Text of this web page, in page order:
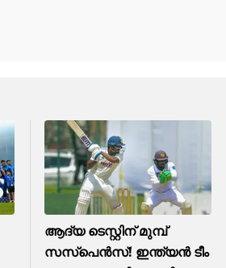
ആദ്യ ടെസ്റ്റിന് മുമ്പ്
സസ്‌പെന്‍സ്! ഇന്ത്യന്‍ ടീം